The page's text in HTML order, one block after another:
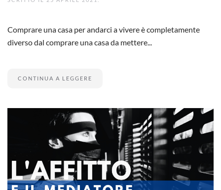
Comprare una casa per andarci a vivere è completamente
diverso dal comprare una casa da mettere...
CONTINUA A LEGGERE